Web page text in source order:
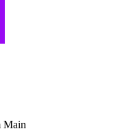
Main